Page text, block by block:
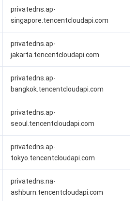
C
D
P
台TI-ONE
台
版
版
privatedns.ap-
singapore.tencentcloudapi.com
privatedns.ap-
jakarta.tencentcloudapi.com
privatedns.ap-
bangkok.tencentcloudapi.com
privatedns.ap-
seoul.tencentcloudapi.com
privatedns.ap-
tokyo.tencentcloudapi.com
privatedns.na-
ashburn.tencentcloudapi.com